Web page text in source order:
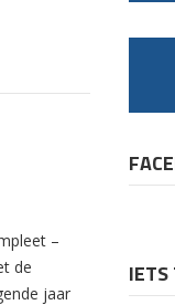
–
de
jaar
IETS